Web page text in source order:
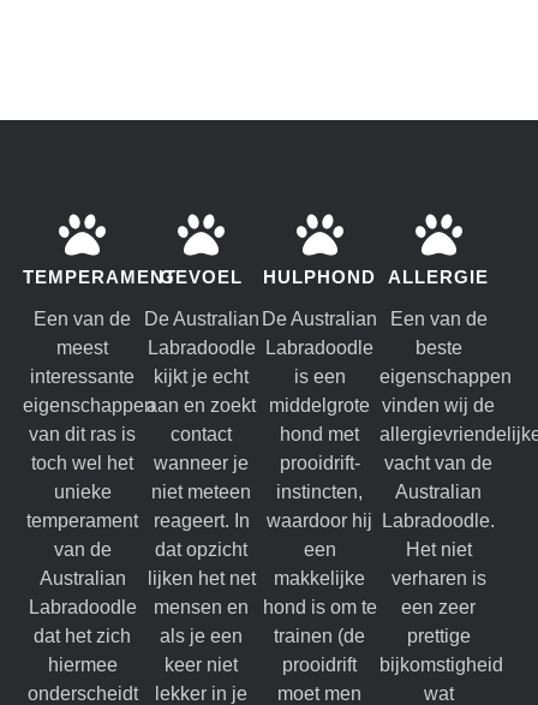
TEMPERAMENT
Een van de
meest
interessante
eigenschappen
van dit ras is
toch wel het
unieke
temperament
van de
Australian
Labradoodle
dat het zich
hiermee
onderscheidt
GEVOEL
De Australian
Labradoodle
kijkt je echt
aan en zoekt
contact
wanneer je
niet meteen
reageert. In
dat opzicht
lijken het net
mensen en
als je een
keer niet
lekker in je
HULPHOND
De Australian
Labradoodle
is een
middelgrote
hond met
prooidrift-
instincten,
waardoor hij
een
makkelijke
hond is om te
trainen (de
prooidrift
moet men
ALLERGIE
Een van de
beste
eigenschappen
vinden wij de
vacht van de
Australian
Labradoodle.
Het niet
verharen is
een zeer
prettige
bijkomstigheid
wat